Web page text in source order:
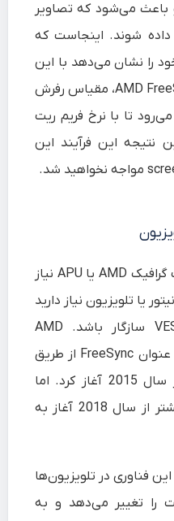
باعث می‌شود که تصاویر
شوند. اینجاست که
را نشان می‌دهد با این
توضیح که با به کارگیری AMD FreeSync، مقیاس رفرش
می‌رود تا با نرخ فریم ریت
نتیجه این فرآیند این
برای کار با FreeSync، به کارت گرافیک AMD یا APU نیاز
یا تلویزیون نیاز دارید
که با VESA’s Adaptive-Sync سازگار باشد. AMD
پشتیبانی از این فناوری را به عنوان FreeSync از طریق
مجموعه نرم‌افزارهای خود در سال 2015 آغاز کرد. اما
FreeSync در تلویزیون‌ها بیشتر از سال 2018 آغاز به
فناوری در تلویزیون‌ها
را تغییر می‌دهد و به